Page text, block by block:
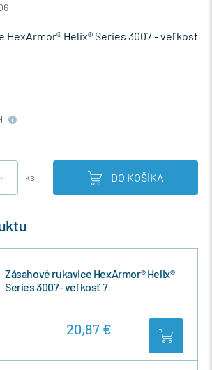
HexArmor® Helix® Series 3007 - veľkosť
ks DO KOŠÍKA
Zásahové rukavice HexArmor® Helix®
Series 3007- veľkosť 7
20,87 €